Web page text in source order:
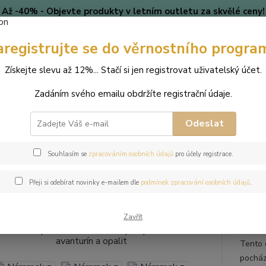
Až -40% - Objevte produkty v letním outletu za skvělé ceny!
🎄 VÁNOCE Blog
Hledat
(Po-
Náramek z přírodních kamenů a perly Swarovski -
z přírodních kamenů a
Tento
se do věrnostního
Získejte slevu až 12%... Stačí si jen registrovat uživatelský účet.
Zadáním svého emailu obdržíte registrační údaje.
Odeslat
Souhlasím se zpracováním osobních údajůpro účely registrace.
Přeji si odebírat novinky e-mailem dle podmínek zpracování osobních údajů.
Zavřít